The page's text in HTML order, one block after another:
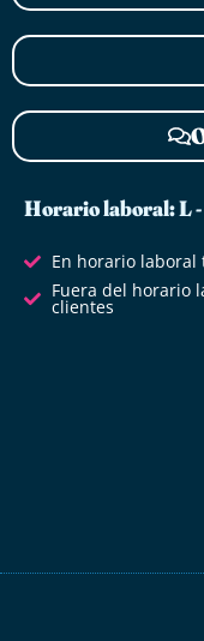
Horario laboral: L
En horario laboral
Fuera del horario
clientes